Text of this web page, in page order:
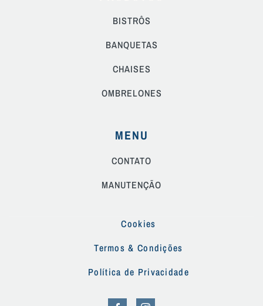
BISTRÔS
BANQUETAS
CHAISES
OMBRELONES
MENU
CONTATO
MANUTENÇÃO
Cookies
Termos & Condições
Política de Privacidade